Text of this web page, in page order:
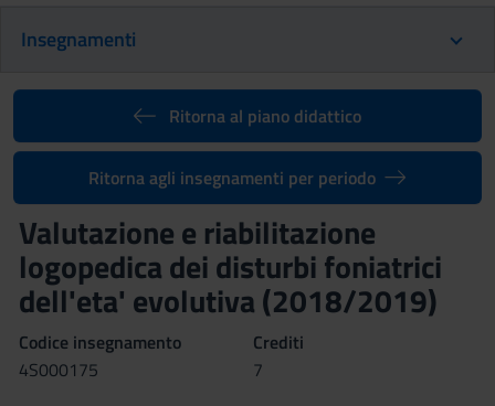
Insegnamenti
Ritorna al piano didattico
Ritorna agli insegnamenti per periodo
Valutazione e riabilitazione
logopedica dei disturbi foniatrici
dell'eta' evolutiva (2018/2019)
Codice insegnamento
4S000175
Crediti
7